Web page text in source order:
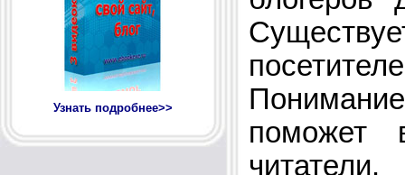
Узнать подробнее>>
поможет